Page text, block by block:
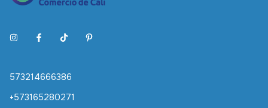
573214666386
+573165280271